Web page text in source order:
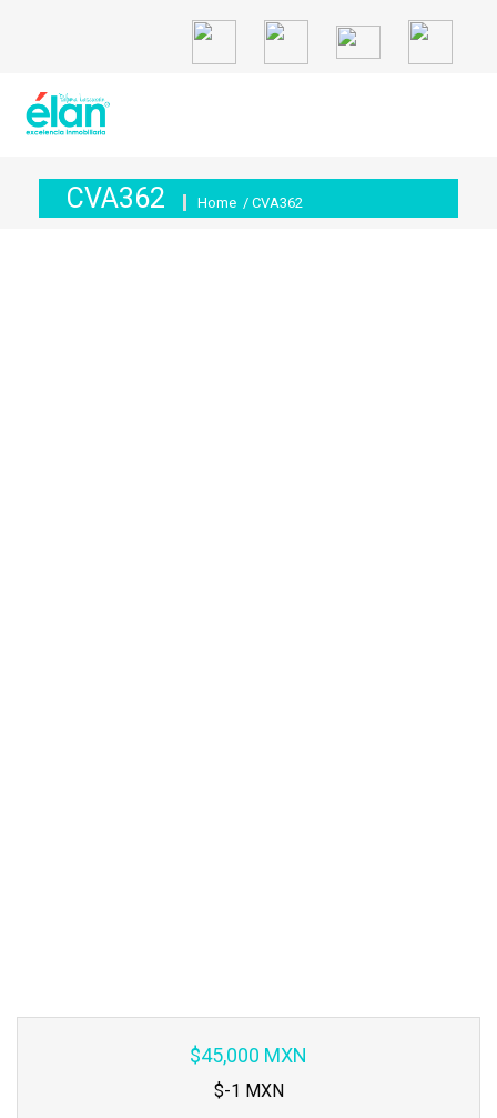
CVA362 Home / CVA362
$45,000 MXN
$-1 MXN